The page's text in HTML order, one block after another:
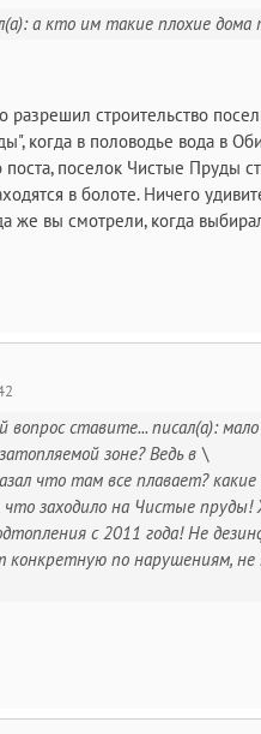
а кто им такие плохие дома
разрешил строительство
когда в половодье вода в
поста, поселок Чистые Пруды
в болоте. Ничего
же вы смотрели, когда
вопрос ставите... писал(а):
зоне? Ведь в \
что там все плавает?
что заходило на Чистые
с 2011 года! Не
конкретную по нарушениям, не